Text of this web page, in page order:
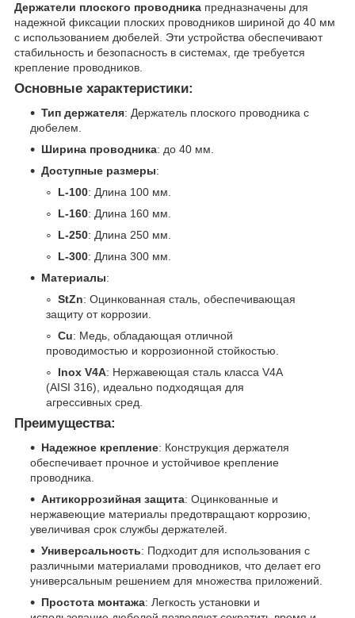
Держатели плоского проводника предназначены для
надежной фиксации плоских проводников шириной до 40 мм
с использованием дюбелей. Эти устройства обеспечивают
стабильность и безопасность в системах, где требуется
крепление проводников.
Основные характеристики:
Тип держателя: Держатель плоского проводника с
дюбелем.
Ширина проводника: до 40 мм.
Доступные размеры:
L-100: Длина 100 мм.
L-160: Длина 160 мм.
L-250: Длина 250 мм.
L-300: Длина 300 мм.
Материалы:
StZn: Оцинкованная сталь, обеспечивающая
защиту от коррозии.
Cu: Медь, обладающая отличной
проводимостью и коррозионной стойкостью.
Inox V4A: Нержавеющая сталь класса V4A
(AISI 316), идеально подходящая для
агрессивных сред.
Преимущества:
Надежное крепление: Конструкция держателя
обеспечивает прочное и устойчивое крепление
проводника.
Антикоррозийная защита: Оцинкованные и
нержавеющие материалы предотвращают коррозию,
увеличивая срок службы держателей.
Универсальность: Подходит для использования с
различными материалами проводников, что делает его
универсальным решением для множества приложений.
Простота монтажа: Легкость установки и